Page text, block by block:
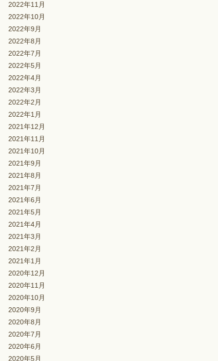
2022年11月
2022年10月
2022年9月
2022年8月
2022年7月
2022年5月
2022年4月
2022年3月
2022年2月
2022年1月
2021年12月
2021年11月
2021年10月
2021年9月
2021年8月
2021年7月
2021年6月
2021年5月
2021年4月
2021年3月
2021年2月
2021年1月
2020年12月
2020年11月
2020年10月
2020年9月
2020年8月
2020年7月
2020年6月
2020年5月